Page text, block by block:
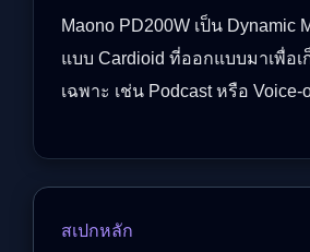
Maono PD200W เป็น Dynamic
แบบ Cardioid ที่ออกแบบมาเพื่อเ
เฉพาะ เช่น Podcast หรือ Voice-
สเปกหลัก